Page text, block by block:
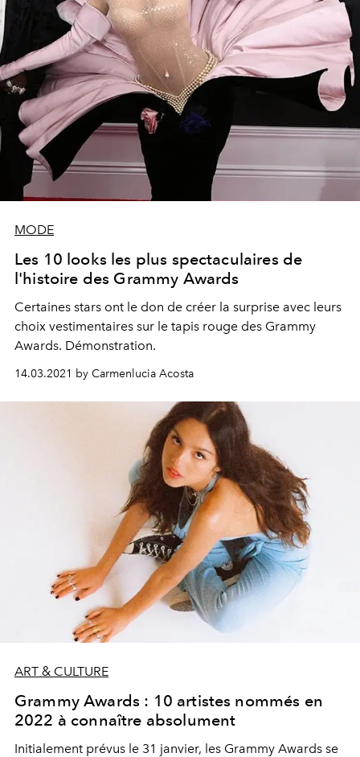
MODE
Les 10 looks les plus spectaculaires de
l'histoire des Grammy Awards
Certaines stars ont le don de créer la surprise avec leurs
choix vestimentaires sur le tapis rouge des Grammy
Awards. Démonstration.
14.03.2021 by Carmenlucia Acosta
ART & CULTURE
Grammy Awards : 10 artistes nommés en
2022 à connaître absolument
Initialement prévus le 31 janvier, les Grammy Awards se